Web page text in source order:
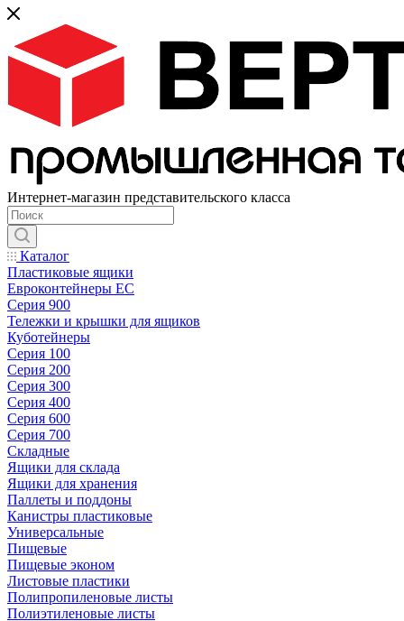
Интернет-магазин представительского класса
Каталог
Пластиковые ящики
Евроконтейнеры ЕС
Серия 900
Тележки и крышки для ящиков
Куботейнеры
Серия 100
Серия 200
Серия 300
Серия 400
Серия 600
Серия 700
Складные
Ящики для склада
Ящики для хранения
Паллеты и поддоны
Канистры пластиковые
Универсальные
Пищевые
Пищевые эконом
Листовые пластики
Полипропиленовые листы
Полиэтиленовые листы